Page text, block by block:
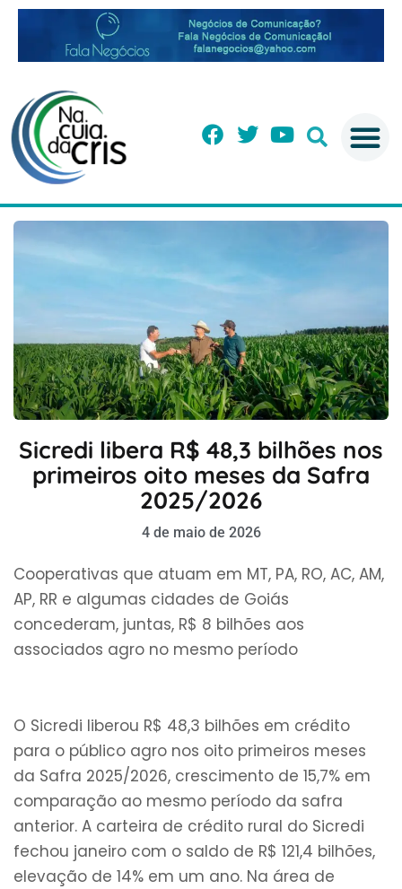
Sicredi libera R$ 48,3 bilhões nos
primeiros oito meses da Safra
2025/2026
4 de maio de 2026
Cooperativas que atuam em MT, PA, RO, AC, AM,
AP, RR e algumas cidades de Goiás
concederam, juntas, R$ 8 bilhões aos
associados agro no mesmo período
O Sicredi liberou R$ 48,3 bilhões em crédito
para o público agro nos oito primeiros meses
da Safra 2025/2026, crescimento de 15,7% em
comparação ao mesmo período da safra
anterior. A carteira de crédito rural do Sicredi
fechou janeiro com o saldo de R$ 121,4 bilhões,
elevação de 14% em um ano. Na área de